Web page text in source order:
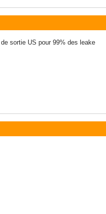
sortie US pour 99% des leake